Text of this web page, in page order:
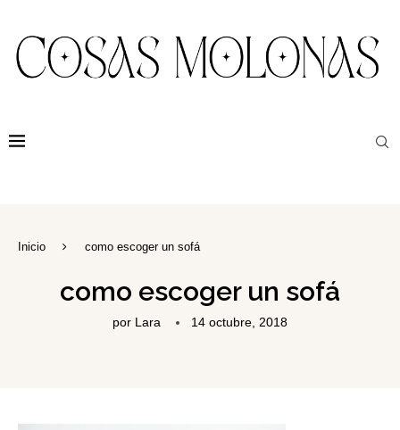
Inicio como escoger un sofá
como escoger un sofá
por Lara 14 octubre, 2018